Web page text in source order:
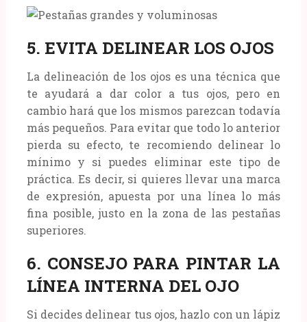
5. EVITA DELINEAR LOS OJOS
La delineación de los ojos es una técnica que
te ayudará a dar color a tus ojos, pero en
cambio hará que los mismos parezcan todavía
más pequeños. Para evitar que todo lo anterior
pierda su efecto, te recomiendo delinear lo
mínimo y si puedes eliminar este tipo de
práctica. Es decir, si quieres llevar una marca
de expresión, apuesta por una línea lo más
fina posible, justo en la zona de las pestañas
superiores.
6. CONSEJO PARA PINTAR LA
LÍNEA INTERNA DEL OJO
Si decides delinear tus ojos, hazlo con un lápiz